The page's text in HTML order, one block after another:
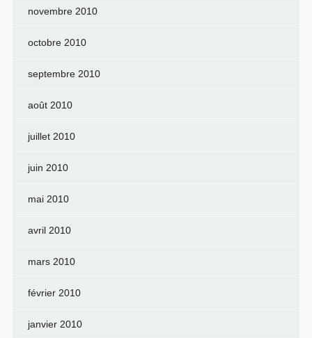
novembre 2010
octobre 2010
septembre 2010
août 2010
juillet 2010
juin 2010
mai 2010
avril 2010
mars 2010
février 2010
janvier 2010